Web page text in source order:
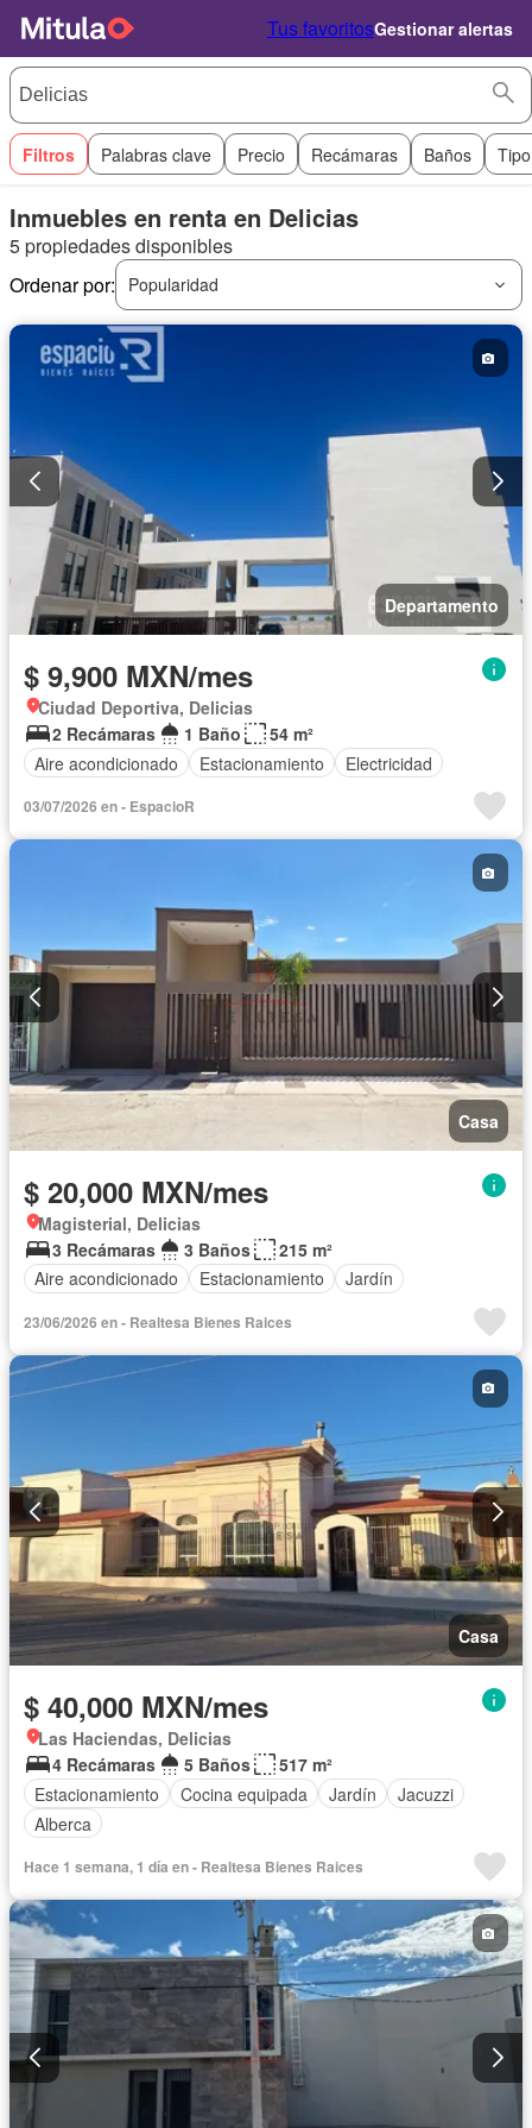
Tus favoritosGestionar alertas
Filtros Palabras clave Precio Recámaras Baños
Inmuebles en renta en Delicias
5 propiedades disponibles
Ordenar por:
Popularidad
Departamento
$ 9,900 MXN/mes
Ciudad Deportiva, Delicias
2 Recámaras
1 Baño
54 m²
Aire acondicionado
Estacionamiento Electricidad
03/07/2026 en - EspacioR
Casa
$ 20,000 MXN/mes
Magisterial, Delicias
3 Recámaras
3 Baños
215 m²
Aire acondicionado
Estacionamiento Jardín
23/06/2026 en - Realtesa Bienes Raices
Casa
$ 40,000 MXN/mes
Las Haciendas, Delicias
4 Recámaras
5 Baños
517 m²
Estacionamiento
Cocina equipada Jardín
Jacuzzi
Alberca
Hace 1 semana, 1 día en - Realtesa Bienes Raices